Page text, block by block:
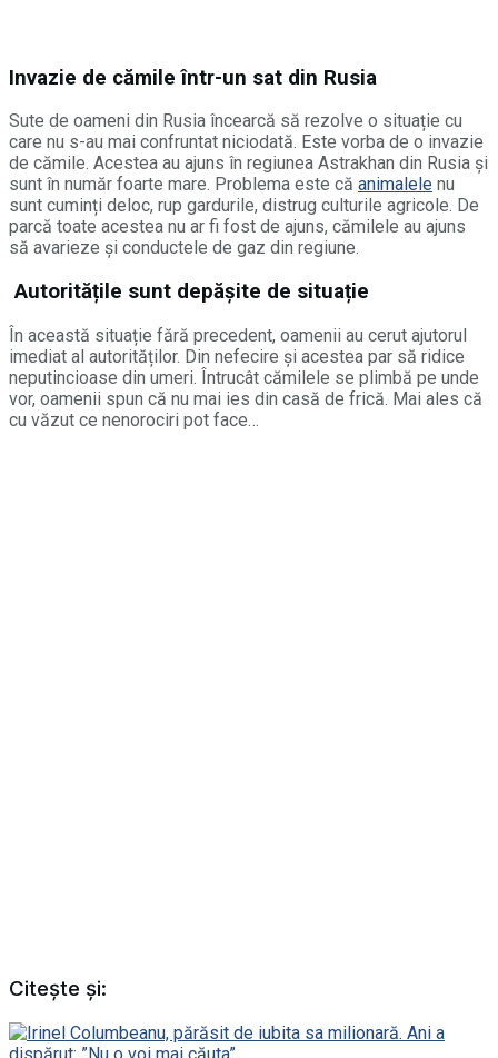
Invazie de cămile într-un sat din Rusia
Sute de oameni din Rusia încearcă să rezolve o situație cu
care nu s-au mai confruntat niciodată. Este vorba de o invazie
de cămile. Acestea au ajuns în regiunea Astrakhan din Rusia și
sunt în număr foarte mare. Problema este că animalele nu
sunt cuminți deloc, rup gardurile, distrug culturile agricole. De
parcă toate acestea nu ar fi fost de ajuns, cămilele au ajuns
să avarieze și conductele de gaz din regiune.
Autoritățile sunt depășite de situație
În această situație fără precedent, oamenii au cerut ajutorul
imediat al autorităților. Din nefecire și acestea par să ridice
neputincioase din umeri. Întrucât cămilele se plimbă pe unde
vor, oamenii spun că nu mai ies din casă de frică. Mai ales că
cu văzut ce nenorociri pot face…
Citește și: